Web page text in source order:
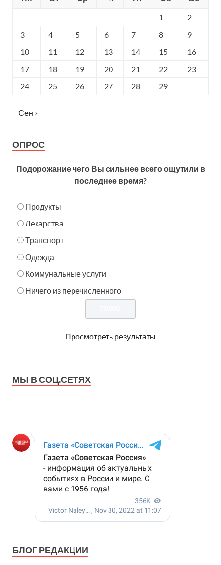
1
2
3
4 5 6 7 8
9
10
11 12 13 14 15
16
17
18 19 20 21 22
23
24
25 26 27 28 29
Сен »
ОПРОС
Подорожание чего Вы сильнее всего ощутили в
последнее время?
Продукты
Лекарства
Транспорт
Одежда
Коммунальные услуги
Ничего из перечисленного
Просмотреть результаты
МЫ В СОЦ.СЕТЯХ
БЛОГ РЕДАКЦИИ